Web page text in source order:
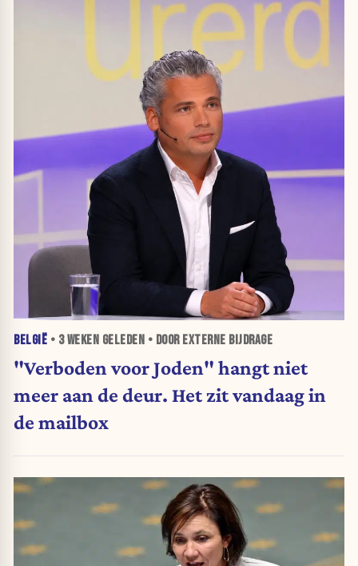
BELGIË • 3 WEKEN GELEDEN • DOOR EXTERNE BIJDRAGE
"Verboden voor Joden" hangt niet
meer aan de deur. Het zit vandaag in
de mailbox